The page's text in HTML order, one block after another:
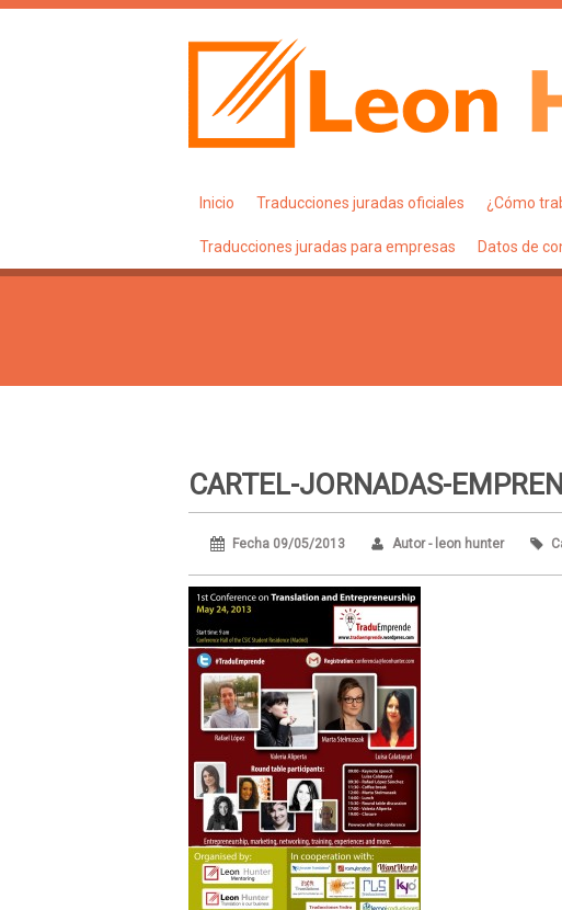
Inicio Traducciones juradas oficiales ¿Cómo
Traducciones juradas para empresas Datos de
CARTEL-JORNADAS-
Fecha 09/05/2013 Autor - leon hunter